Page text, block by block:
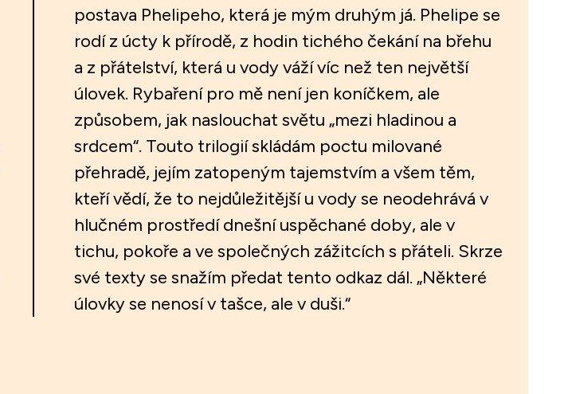
postava Phelipeho, která je mým druhým já. Phelipe se
rodí z úcty k přírodě, z hodin tichého čekání na břehu
a z přátelství, která u vody váží víc než ten největší
úlovek. Rybaření pro mě není jen koníčkem, ale
způsobem, jak naslouchat světu „mezi hladinou a
srdcem“. Touto trilogií skládám poctu milované
přehradě, jejím zatopeným tajemstvím a všem těm,
kteří vědí, že to nejdůležitější u vody se neodehrává v
hlučném prostředí dnešní uspěchané doby, ale v
tichu, pokoře a ve společných zážitcích s přáteli. Skrze
své texty se snažím předat tento odkaz dál. „Některé
úlovky se nenosí v tašce, ale v duši.“